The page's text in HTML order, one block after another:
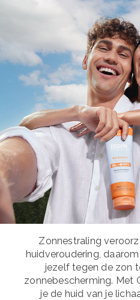
Zonnestraling
huidveroudering,
jezelf tegen de zon
zonnebescherming. Met
je de huid van je